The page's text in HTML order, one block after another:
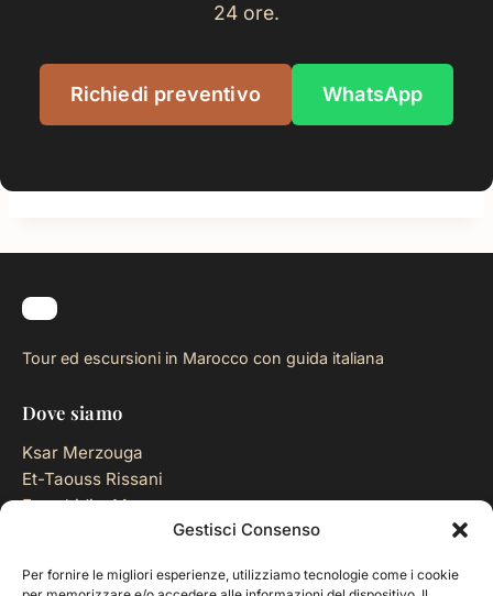
Gestisci Consenso
Per fornire le migliori esperienze, utilizziamo tecnologie come i cookie
24 ore.
Richiedi preventivo WhatsApp
Tour ed escursioni in Marocco con guida italiana
Dove siamo
Ksar Merzouga
Et-Taouss Rissani
Errachidia, Marocco